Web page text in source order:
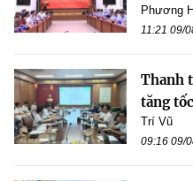
Phương
11:21 09/
Thanh
tăng
Trí Vũ
09:16 09/